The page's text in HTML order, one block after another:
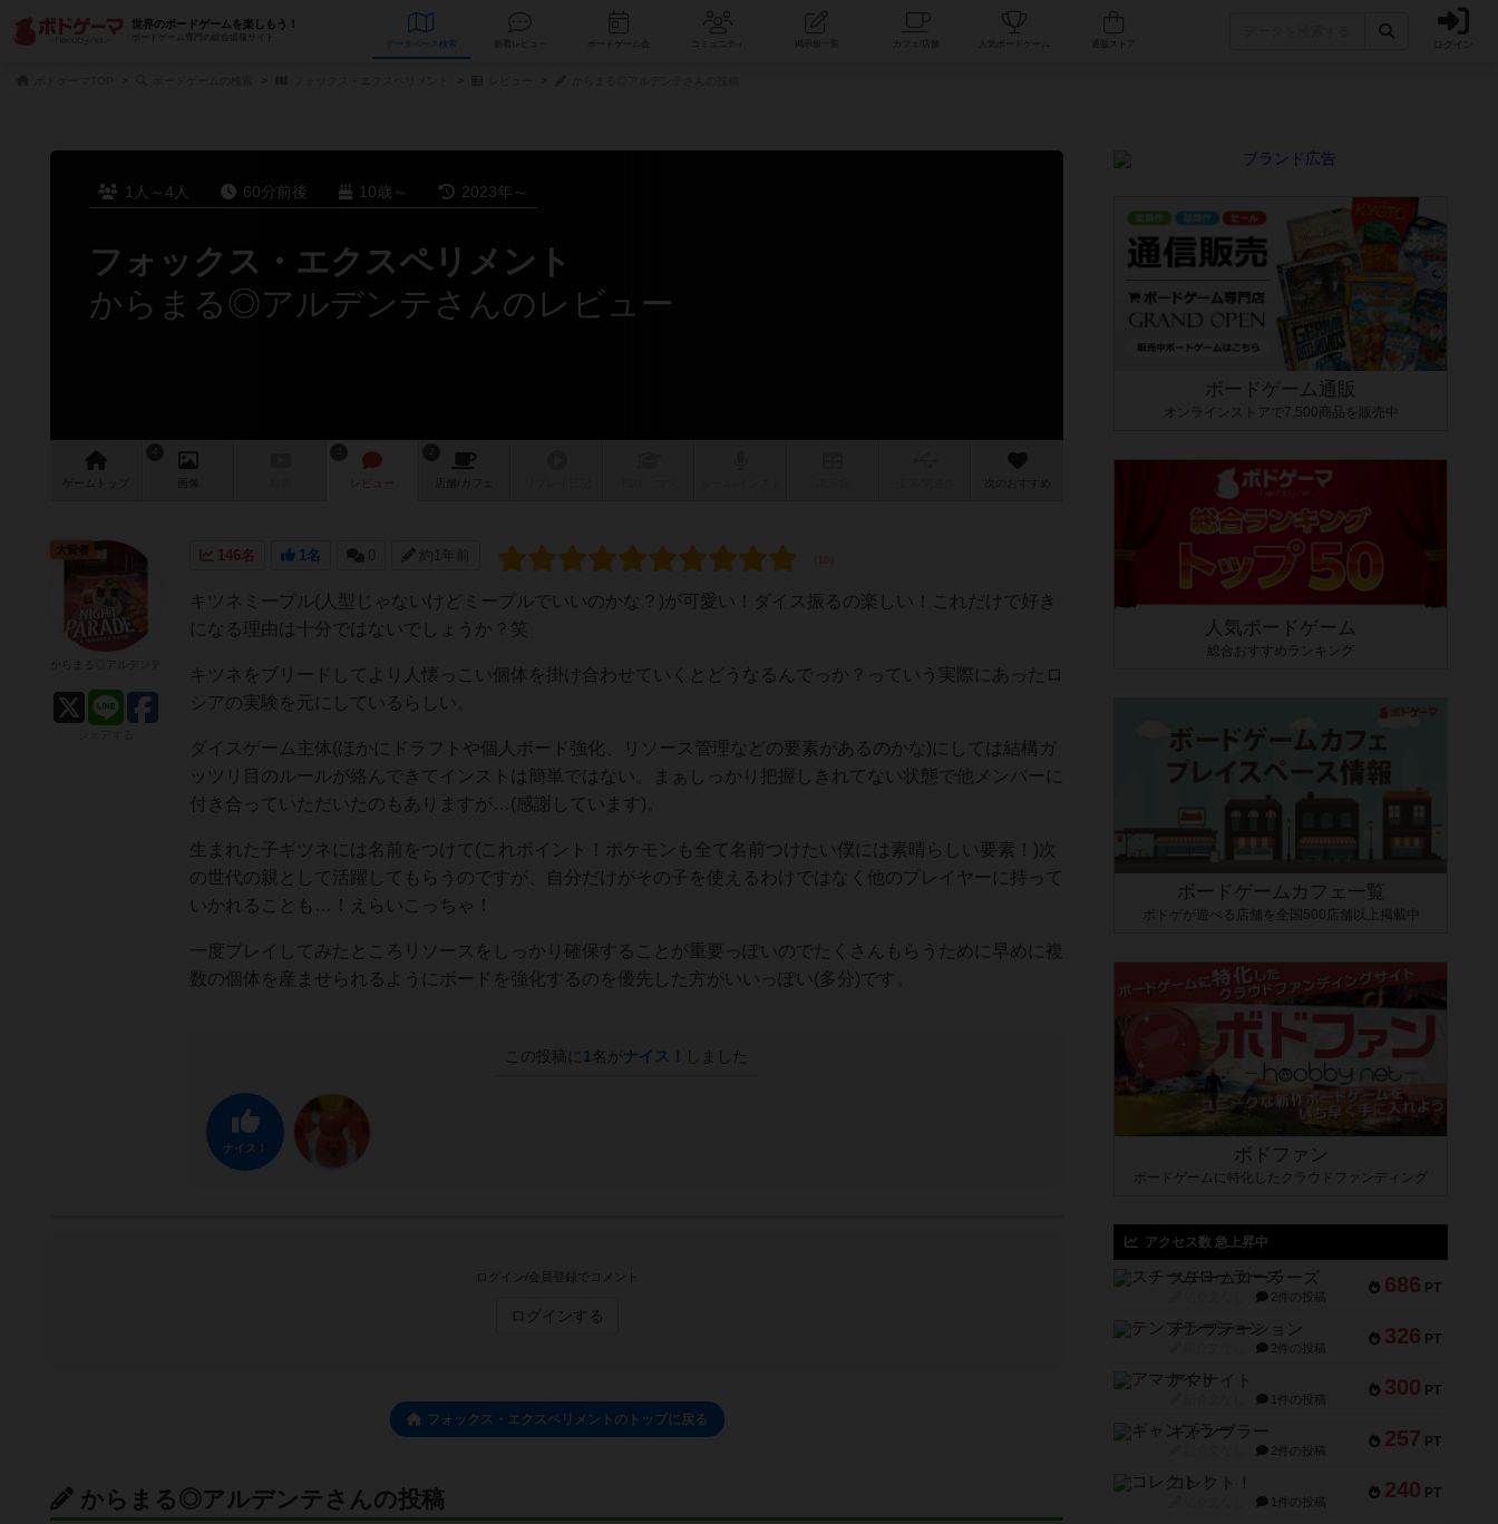
世界のボードゲームを楽しもう！
ボードゲーム専門の総合情報サイト
データベース コミュニティ 人気ボードゲーム ログイン
1人～4人 60分前後 10歳～ 2023年～
フォックス・エクスペリメント
からまる◎アルデンテさんのレビュー
ゲーム 画像 レビュー 店舗/ カフェ 次のおすすめ
146名 1名 0 約1年前
キツネミープル(人型じゃないけどミープルでいいのかな？)が可愛い！ダイス振るの楽しい！これだけで好き
になる理由は十分ではないでしょうか？笑
キツネをブリードしてより人懐っこい個体を掛け合わせていくとどうなるんでっか？っていう実際にあったロ
シアの実験を元にしているらしい。
ダイスゲーム主体(ほかにドラフトや個人ボード強化、リソース管理などの要素があるのかな)にしては結構ガ
ッツリ目のルールが絡んできてインストは簡単ではない。まぁしっかり把握しきれてない状態で他メンバーに
付き合っていただいたのもありますが…(感謝しています)。
生まれた子ギツネには名前をつけて(これポイント！ポケモンも全て名前つけたい僕には素晴らしい要素！)次
の世代の親として活躍してもらうのですが、自分だけがその子を使えるわけではなく他のプレイヤーに持って
いかれることも…！えらいこっちゃ！
一度プレイしてみたところリソースをしっかり確保することが重要っぽいのでたくさんもらうために早めに複
数の個体を産ませられるようにボードを強化するのを優先した方がいいっぽい(多分)です。
この投稿に 1 名がナイス！ しました
ナイス！
大賢者
ログイン/会員登録でコメント
ログインする
フォックス・エクスペリメントのトップに戻る
からまる◎アルデンテさんの投稿
ボードゲーム通販
オンラインストアで7,500商品を販売中
人気ボードゲーム
総合おすすめランキング
ボードゲームカフェ一覧
ボドゲが遊べる店舗を全国500店舗以上掲載中
ボドファン
ボードゲームに特化したクラウドファンディング
アクセス数 急上昇中
686 PT
スチームローラーズ
2件の投稿
326 PT
テンプテーション
2件の投稿
300 PT
アマナイト
1件の投稿
257 PT
ギャンブラー
2件の投稿
240 PT
コレクト！
1件の投稿